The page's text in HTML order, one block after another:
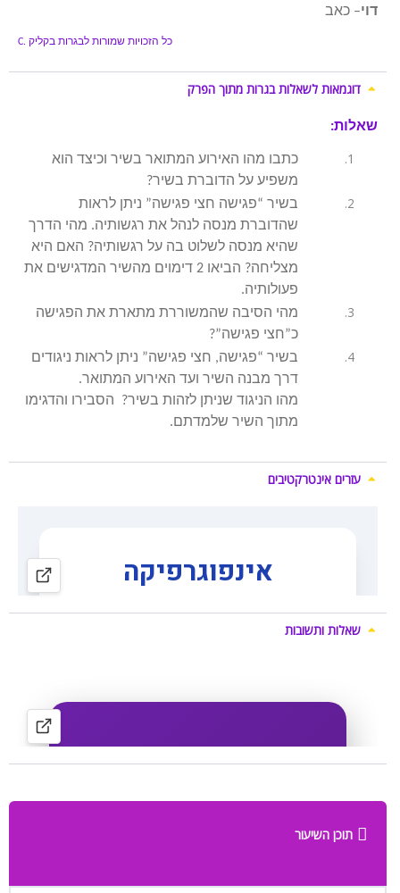
דוי– כאב
כל הזכויות שמורות לבגרות בקליק C.
דוגמאות לשאלות בגרות מתוך הפרק
שאלות:
כתבו מהו האירוע המתואר בשיר וכיצד הוא
משפיע על הדוברת בשיר?
בשיר “פגישה חצי פגישה” ניתן לראות
שהדוברת מנסה לנהל את רגשותיה. מהי הדרך
שהיא מנסה לשלוט בה על רגשותיה? האם היא
מצליחה? הביאו 2 דימוים מהשיר המדגישים את
פעולותיה.
מהי הסיבה שהמשוררת מתארת את הפגישה
כ”חצי פגישה”?
בשיר “פגישה, חצי פגישה” ניתן לראות ניגודים
דרך מבנה השיר ועד האירוע המתואר.
מהו הניגוד שניתן לזהות בשיר? הסבירו והדגימו
מתוך השיר שלמדתם.
עזרים אינטרקטיבים
שאלות ותשובות
תוכן השיעור